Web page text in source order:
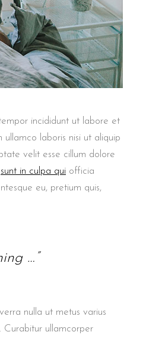
incididunt ut labore et
laboris nisi ut aliquip
velit esse cillum dolore
sunt in culpa qui officia
eu, pretium quis,
…”
nulla ut metus varius
Curabitur ullamcorper